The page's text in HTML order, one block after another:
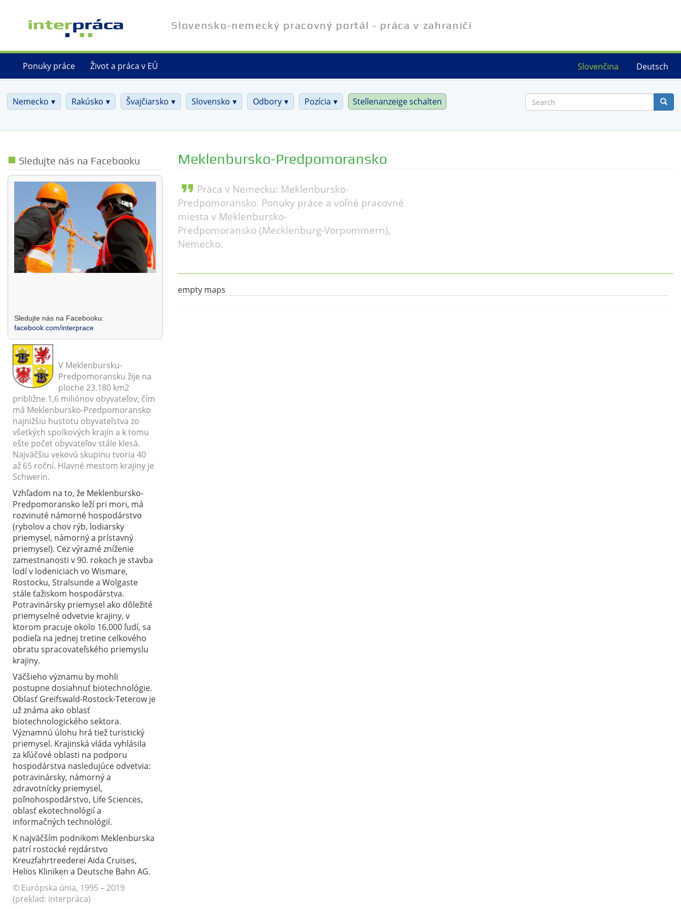
Deutsch
Slovenčina
Slovensko-nemecký pracovný portál - práca v zahraničí
Ponuky práce Život a práca v EÚ
Nemecko Rakúsko Švajčiarsko Slovensko Odbory Pozícia Stellenanzeige schalten
Sledujte nás na Facebooku
Sledujte nás na Facebooku:
facebook.com/interprace
V Meklenbursku-
Predpomoransku žije na
ploche 23.180 km2
približne 1,6 miliónov obyvateľov, čím
má Meklenbursko-Predpomoransko
najnižšiu hustotu obyvateľstva zo
všetkých spolkových krajín a k tomu
ešte počet obyvateľov stále klesá.
Najväčšiu vekovú skupinu tvoria 40
až 65 roční. Hlavné mestom krajiny je
Schwerin.
Vzhľadom na to, že Meklenbursko-
Predpomoransko leží pri mori, má
rozvinuté námorné hospodárstvo
(rybolov a chov rýb, lodiarsky
priemysel, námorný a prístavný
priemysel). Cez výrazné zníženie
zamestnanosti v 90. rokoch je stavba
lodí v lodeniciach vo Wismare,
Rostocku, Stralsunde a Wolgaste
stále ťažiskom hospodárstva.
Potravinársky priemysel ako dôležité
priemyselné odvetvie krajiny, v
ktorom pracuje okolo 16.000 ľudí, sa
podieľa na jednej tretine celkového
obratu spracovateľského priemyslu
krajiny.
Väčšieho významu by mohli
postupne dosiahnuť biotechnológie.
Oblasť Greifswald-Rostock-Teterow je
už známa ako oblasť
biotechnologického sektora.
Významnú úlohu hrá tiež turistický
priemysel. Krajinská vláda vyhlásila
za kľúčové oblasti na podporu
hospodárstva nasledujúce odvetvia:
potravinársky, námorný a
zdravotnícky priemysel,
poľnohospodárstvo, Life Sciences,
oblasť ekotechnológií a
informačných technológií.
K najväčším podnikom Meklenburska
patrí rostocké rejdárstvo
Kreuzfahrtreederei Aida Cruises,
Helios Kliniken a Deutsche Bahn AG.
© Európska únia, 1995 – 2019
(preklad: interpráca)
Meklenbursko-Predpomoransko
format_quote Práca v Nemecku: Meklenbursko-
Predpomoransko. Ponuky práce a voľné pracovné
miesta v Meklenbursko-
Predpomoransko (Mecklenburg-Vorpommern),
Nemecko.
empty maps